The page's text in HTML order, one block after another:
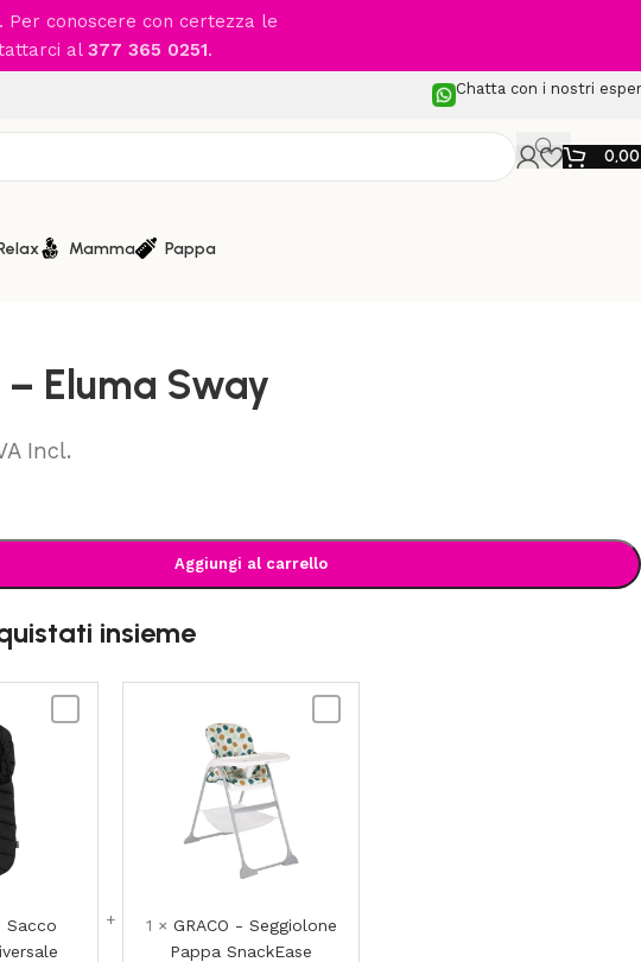
conoscere con certezza le
al 377 365 0251.
Chatta con i nostri
Mamma Pappa
/Altalene Elettriche
– Eluma Sway
Incl.
Aggiungi al carrello
insieme
Sacco
1 × GRACO - Seggiolone
Pappa SnackEase